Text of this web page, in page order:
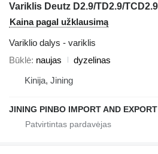
Variklis Deutz D2.9/TD2.9/
Kaina pagal užklausimą
Variklio dalys - variklis
Būklė naujas
dyzelinas
Kinija, Jining
JINING PINBO IMPORT AND